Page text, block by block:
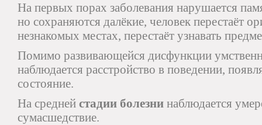
На первых порах заболевания нарушается
но сохраняются далёкие, человек перестаёт
незнакомых местах, перестаёт узнавать
Помимо развивающейся дисфункции
наблюдается расстройство в поведении,
состояние.
На средней стадии болезни наблюдается
сумасшедствие.